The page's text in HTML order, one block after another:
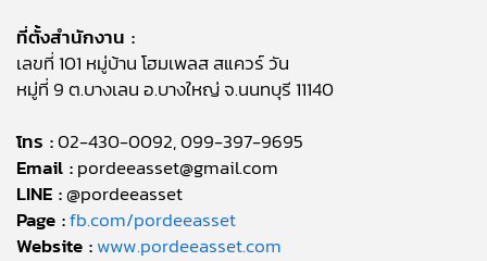
ที่ตั้งสำนักงาน :
เลขที่ 101 หมู่บ้าน โฮมเพลส สแควร์ วัน
หมู่ที่ 9 ต.บางเลน อ.บางใหญ่ จ.นนทบุรี 11140
โทร :02-430-0092, 099-397-9695
Email :pordeeasset@gmail.com
LINE :@pordeeasset
Page :fb.com/pordeeasset
Website :www.pordeeasset.com